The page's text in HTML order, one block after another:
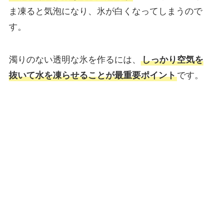
ま凍ると気泡になり、氷が白くなってしまうので
す。
濁りのない透明な氷を作るには、 しっかり空気を
抜いて水を凍らせることが最重要ポイントです。